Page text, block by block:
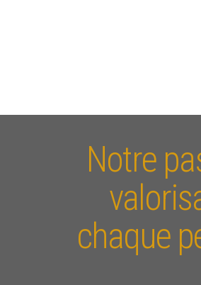
Notre
chaque